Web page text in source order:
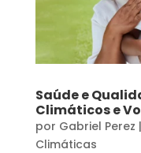
Saúde e
Climáticos e
por Gabriel Perez |
Climáticas